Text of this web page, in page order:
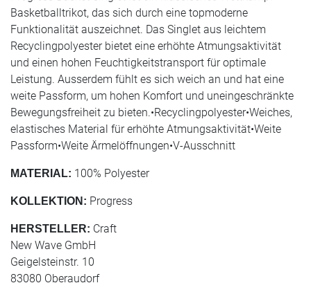
Basketballtrikot, das sich durch eine topmoderne
Funktionalität auszeichnet. Das Singlet aus leichtem
Recyclingpolyester bietet eine erhöhte Atmungsaktivität
und einen hohen Feuchtigkeitstransport für optimale
Leistung. Ausserdem fühlt es sich weich an und hat eine
weite Passform, um hohen Komfort und uneingeschränkte
Bewegungsfreiheit zu bieten.•Recyclingpolyester•Weiches,
elastisches Material für erhöhte Atmungsaktivität•Weite
Passform•Weite Ärmelöffnungen•V-Ausschnitt
MATERIAL: 100% Polyester
KOLLEKTION: Progress
HERSTELLER: Craft
New Wave GmbH
Geigelsteinstr. 10
83080 Oberaudorf